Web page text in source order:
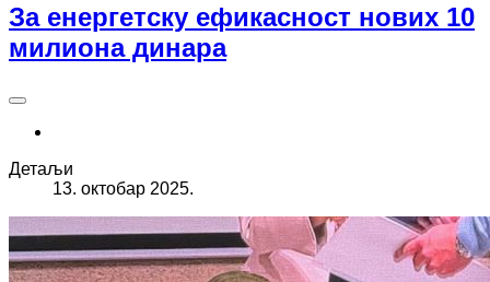
За енергетску ефикасност нових 10
милиона динара
Детаљи
13. октобар 2025.